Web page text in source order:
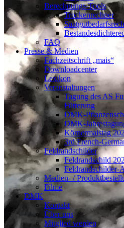
Berechnungs-Tools
Trockenrechner
FAQ
Presse & Medien
Fachzeitschrift „mais“
Downloadcenter
Lexikon
Veranstaltungen
Tagung des AS
Fütterung
DMK-
DMK-
Körnermaistag
3rd French-
Feldrandschilder
Feldrandschild
Feldrandschilder-
Medien- /
Filme
DMK
Kontakt
Über uns
Mitglied werden